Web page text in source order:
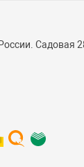
Садовая